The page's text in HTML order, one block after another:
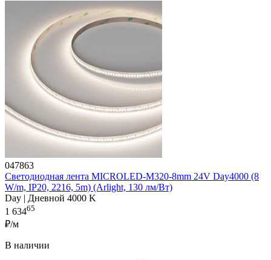
047863
Светодиодная лента MICROLED-M320-8mm 24V Day4000 (8
W/m, IP20, 2216, 5m) (Arlight, 130 лм/Вт)
Day | Дневной 4000 K
1 63465
₽/м
В наличии